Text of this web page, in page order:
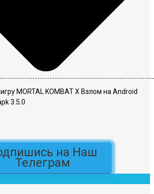
MORTAL KOMBAT X Взлом на Android
3.5.0
на Наш
Телеграм